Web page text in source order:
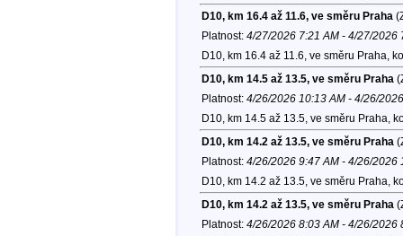
D10, km 16.4 až 11.6, ve směru Praha
Platnost: 4/27/2026 7:21 AM - 4/27/2026
D10, km 16.4 až 11.6, ve směru Praha,
D10, km 14.5 až 13.5, ve směru Praha
Platnost: 4/26/2026 10:13 AM - 4/26/
D10, km 14.5 až 13.5, ve směru Praha,
D10, km 14.2 až 13.5, ve směru Praha
Platnost: 4/26/2026 9:47 AM - 4/26/2026
D10, km 14.2 až 13.5, ve směru Praha,
D10, km 14.2 až 13.5, ve směru Praha
Platnost: 4/26/2026 8:03 AM - 4/26/2026